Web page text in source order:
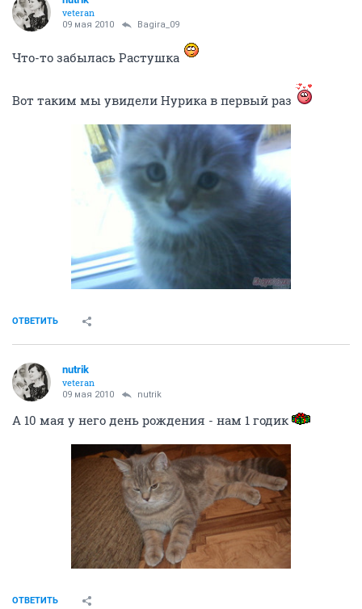
veteran
09 мая 2010 Bagira_09
Что-то забылась Растушка
Вот таким мы увидели Нурика в первый раз
ОТВЕТИТЬ
nutrik
veteran
09 мая 2010 nutrik
А 10 мая у него день рождения - нам 1 годик
ОТВЕТИТЬ